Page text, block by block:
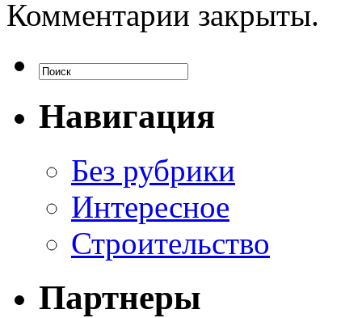
Комментарии закрыты.
Навигация
Без рубрики
Интересное
Строительство
Партнеры